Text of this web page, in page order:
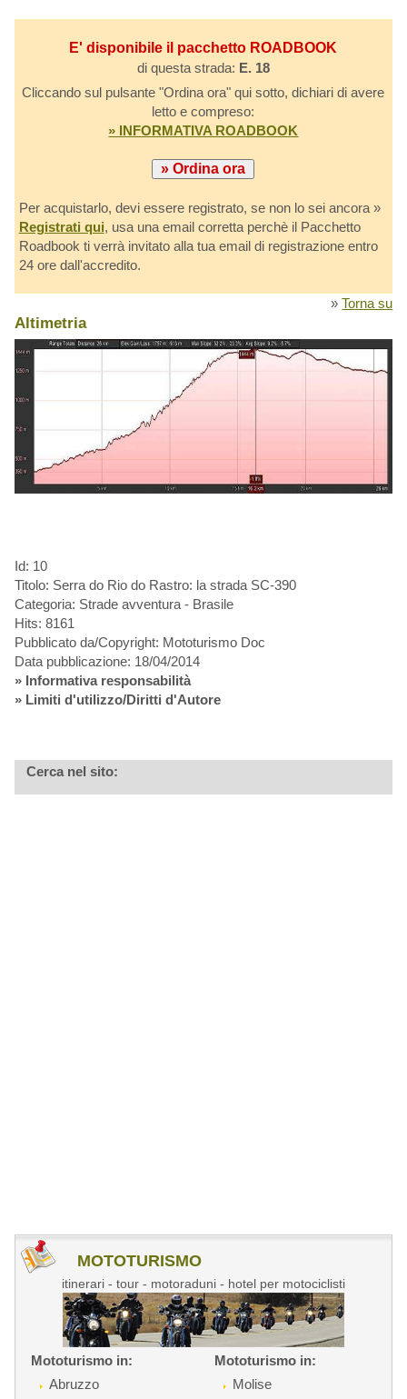
E' disponibile il pacchetto ROADBOOK
di questa strada: E. 18
Cliccando sul pulsante "Ordina ora" qui sotto, dichiari di avere
letto e compreso:
» INFORMATIVA ROADBOOK
Per acquistarlo, devi essere registrato, se non lo sei ancora »
Registrati qui, usa una email corretta perchè il Pacchetto
Roadbook ti verrà invitato alla tua email di registrazione entro
24 ore dall'accredito.
»Torna su
Altimetria
Id: 10
Titolo: Serra do Rio do Rastro: la strada SC-390
Categoria: Strade avventura - Brasile
Hits: 8161
Pubblicato da/Copyright: Mototurismo Doc
Data pubblicazione: 18/04/2014
» Informativa responsabilità
» Limiti d'utilizzo/Diritti d'Autore
Cerca nel sito:
MOTOTURISMO
itinerari - tour - motoraduni - hotel per motociclisti
Mototurismo in:
Abruzzo
Mototurismo in:
Molise